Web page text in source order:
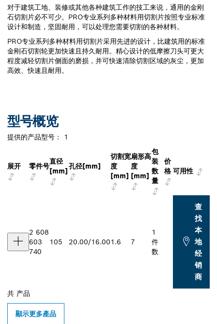
对于建筑工地、装修或其他各种建筑工作的技工来说，通用的金刚
石切割片必不可少。PRO专业系列多种材料用切割片按照专业标准
设计和制造，坚固耐用，可以处理您需要切割的各种材料。
PRO专业系列多种材料用切割片采用先进的设计，比建筑用的标准
金刚石切割轮更加快速且持久耐用。精心设计的低摩擦刀头可更大
程度减轻切割片侧面的磨损，并可快速清除切割区域的灰尘，更加
高效、快速且耐用。
型号概览
提供的产品型号： 1
展开 零件号
直径
[mm]
孔径[mm]
切割宽
度
[mm]
扇形高
度
[mm]
包
装
数
量
价
格 可用性
2 608
603
740
105 20.00/16.001.6 7
1
件
数
查
找
本
地
经
销
商
共 产品
顯示更多產品